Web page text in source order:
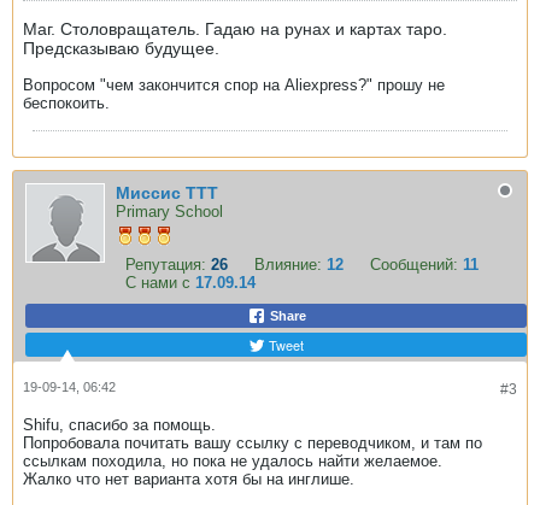
Маг. Столовращатель. Гадаю на рунах и картах таро.
Предсказываю будущее.
Вопросом "чем закончится спор на Aliexpress?" прошу не
беспокоить.
Миссис ТТТ
Primary School
Репутация: 26 Влияние: 12 Сообщений: 11
С нами с 17.09.14
Share
Tweet
#3
19-09-14, 06:42
Shifu, спасибо за помощь.
Попробовала почитать вашу ссылку с переводчиком, и там по
ссылкам походила, но пока не удалось найти желаемое.
Жалко что нет варианта хотя бы на инглише.